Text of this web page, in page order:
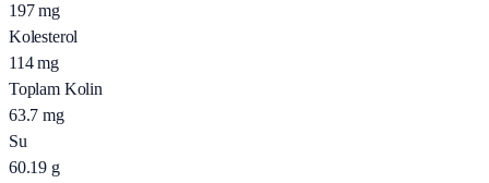
197 mg
Kolesterol
114 mg
Toplam Kolin
63.7 mg
Su
60.19 g